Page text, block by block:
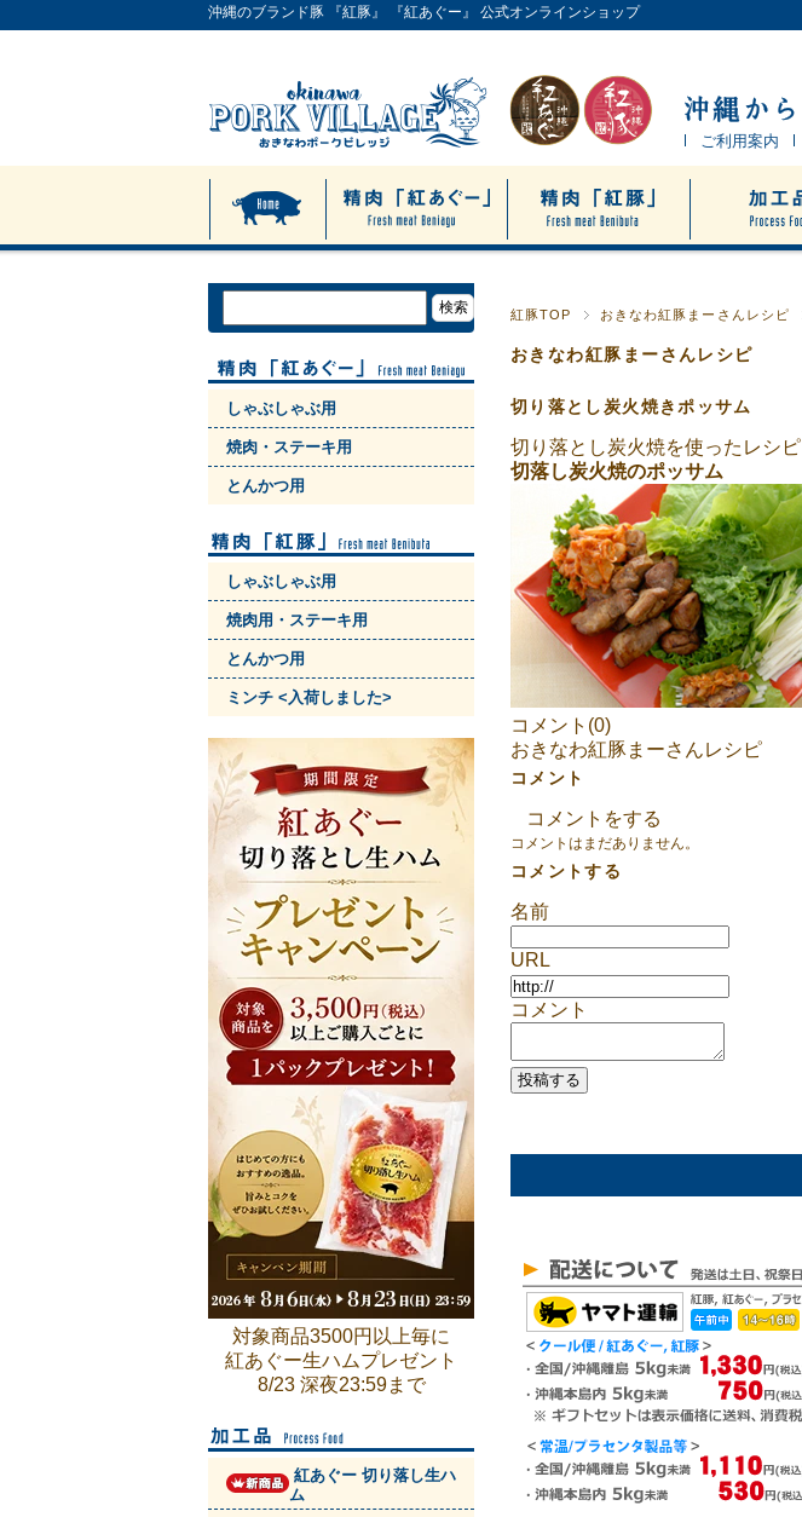
沖縄のブランド豚 『紅豚』 『紅あぐー』 公式オンラインショップ
ご利用案内
紅豚TOP おきなわ紅豚まーさんレシピ
おきなわ紅豚まーさんレシピ
切り落とし炭火焼きポッサム
切り落とし炭火焼を使ったレシピ
切落し炭火焼のポッサム
コメント(0)
おきなわ紅豚まーさんレシピ
コメント
コメントをする
コメントはまだありません。
コメントする
名前
URL
コメント
しゃぶしゃぶ用
焼肉・ステーキ用
とんかつ用
しゃぶしゃぶ用
焼肉用・ステーキ用
とんかつ用
ミンチ <入荷しました>
対象商品3500円以上毎に
紅あぐー生ハムプレゼント
8/23 深夜23:59まで
紅あぐー 切り落し生ハ
ム